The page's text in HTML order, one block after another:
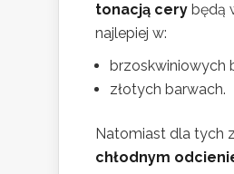
tonacją cery będą
najlepiej w:
brzoskwiniowych
złotych barwach.
Natomiast dla tych z
chłodnym